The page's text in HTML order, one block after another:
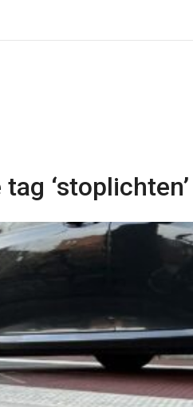
‘stoplichten’